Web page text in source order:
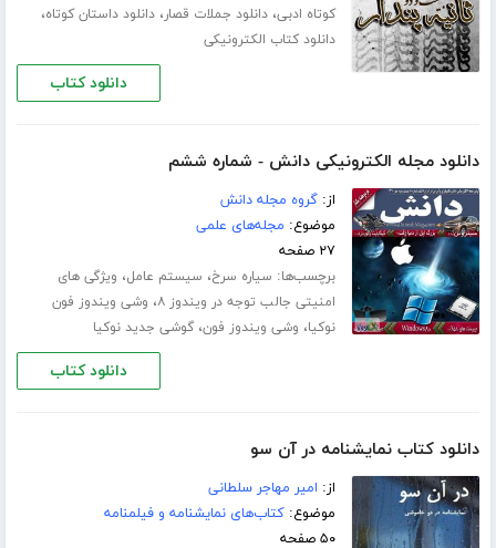
کوتاه ادبی،دانلود جملات قصار،دانلود داستان کوتاه،
دانلود کتاب الکترونیکی
دانلود کتاب
دانلود مجله الکترونیکی دانش - شماره ششم
از:گروه مجله دانش
موضوع: مجله‌های علمی
۲۷ صفحه
برچسب‌ها: سیاره سرخ، سیستم عامل، ویژگی های
امنیتی جالب توجه در ویندوز ۸ ، وشی ویندوز فون
نوکیا، وشی ویندوز فون،گوشی جدید نوکیا
دانلود کتاب
دانلود کتاب نمایشنامه در آن سو
از: امیر مهاجر سلطانی
موضوع:کتاب‌های نمایشنامه و فیلمنامه
۵۰ صفحه